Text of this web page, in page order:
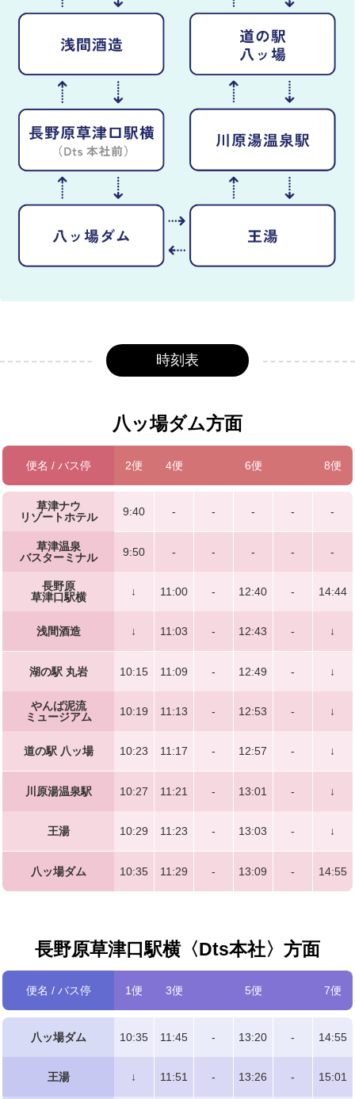
八ッ場ダム方面
便名 / バス停 2便 4便 6便 8便
草津ナウ
リゾートホテル
9:40 - - - - -
草津温泉
バスターミナル
9:50 - - - - -
長野原
草津口駅横
↓ 11:00 - 12:40 - 14:44
浅間酒造 ↓ 11:03 - 12:43 - ↓
湖の駅 丸岩 10:15 11:09 - 12:49 - ↓
やんば泥流
ミュージアム
10:19 11:13 - 12:53 - ↓
道の駅 八ッ場 10:23 11:17 - 12:57 - ↓
川原湯温泉駅 10:27 11:21 - 13:01 - ↓
王湯 10:29 11:23 - 13:03 - ↓
八ッ場ダム 10:35 11:29 - 13:09 - 14:55
長野原草津口駅横〈Dts本社〉方面
便名 / バス停 1便 3便 5便 7便
八ッ場ダム 10:35 11:45 - 13:20 - 14:55
王湯 ↓ 11:51 - 13:26 - 15:01